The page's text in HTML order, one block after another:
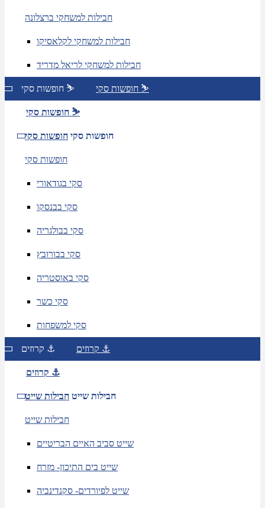
חבילות למשחקי ברצלונה
חבילות למשחקי לקלאסיקו
חבילות למשחקי לריאל מדריד
חופשות סקי ⛷️ חופשות סקי ⛷️
חופשות סקי ⛷️
חופשות סקי חופשות סקי
חופשות סקי
סקי בגודאורי
סקי בבנסקו
סקי בבולגריה
סקי בבורובץ
סקי באוסטריה
סקי כשר
סקי למשפחות
קרוזים ⚓ קרוזים ⚓
קרוזים ⚓
חבילות שייט חבילות שייט
חבילות שייט
שייט סביב האיים הבריטיים
שייט בים התיכון- מזרח
שייט לפיורדים- סקנדינביה